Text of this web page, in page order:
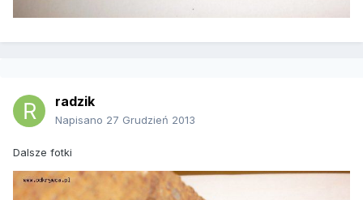
radzik
Napisano 27 Grudzień 2013
Dalsze fotki